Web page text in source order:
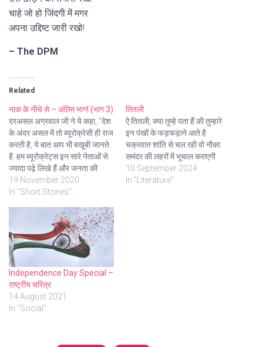
चाहे जो हो जिंदगी में मगर
अपना उद्दिष्ट जारी रखो!
– The DPM
Related
नाक के नीचे से – अंतिम भाग! (भाग 3)
दरअसल अग्रवाल जी ने ये कहा, "देश
के अंदर असल में तो ब्यूरोक्रेसी ही राज
करती है, ये बात आप भी बखूबी जानते
है. हम ब्यूरोक्रेट्स इन सारे नेताओं से
ज्यादा पढ़े लिखे हैं और जनता की
भलाई करना जानते भी है. इसीलिए लंबे
अरसे से सिस्टीम के अंदर सिंडिकेट…
19 November 2020
In "Short Stories"
तितली
ऐ तितली, क्या तुम्हे पता हैं की तुम्हारे
इन पंखों के फड़फड़ाने आते है
चक्रवात शांति से चल रही वो नौका
समंदर की लहरों में भूचाल कराएगी
10 September 2024
In "Literature"
Independence Day Special –
राष्ट्रीय चरित्र
14 August 2021
In "Social"